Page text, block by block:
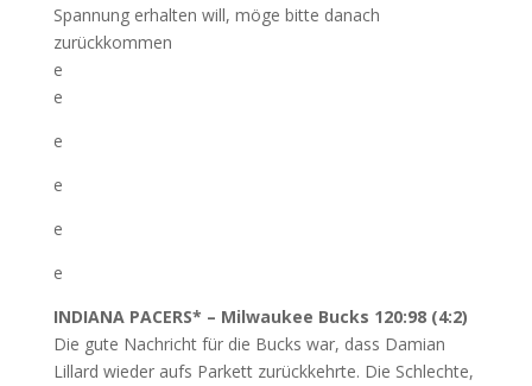
Spannung erhalten will, möge bitte danach
zurückkommen
e
e
e
e
e
e
INDIANA PACERS* – Milwaukee Bucks 120:98 (4:2)
Die gute Nachricht für die Bucks war, dass Damian
Lillard wieder aufs Parkett zurückkehrte. Die Schlechte,